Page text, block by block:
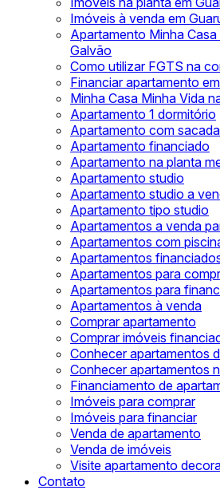
Imóveis à venda em
Apartamento Minha
Galvão
Como utilizar FGTS na
Financiar apartamento
Minha Casa Minha Vida
Apartamento 1 dormitório
Apartamento com sacada
Apartamento financiado
Apartamento na planta
Apartamento studio
Apartamento studio a
Apartamento tipo studio
Apartamentos a venda
Apartamentos com
Apartamentos
Apartamentos para
Apartamentos para
Apartamentos à venda
Comprar apartamento
Comprar imóveis
Conhecer apartamentos
Conhecer apartamentos
Financiamento de
Imóveis para comprar
Imóveis para financiar
Venda de apartamento
Venda de imóveis
Visite apartamento
Contato